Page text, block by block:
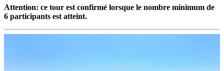
Attention: ce tour est confirmé lorsque le nombre minimum de
6 participants est atteint.